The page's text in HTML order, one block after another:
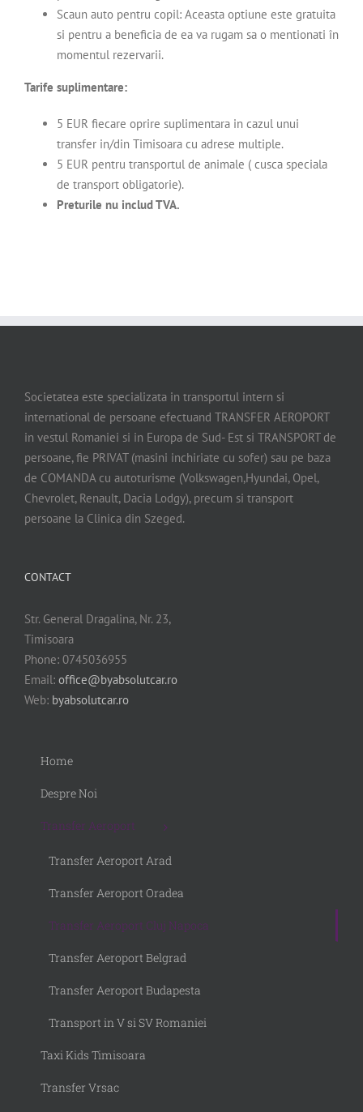
Scaun auto pentru copil: Aceasta optiune este gratuita
si pentru a beneficia de ea va rugam sa o mentionati în
momentul rezervarii.
Tarife suplimentare:
5 EUR fiecare oprire suplimentara in cazul unui
transfer in/din Timisoara cu adrese multiple.
5 EUR pentru transportul de animale ( cusca speciala
de transport obligatorie).
Preturile nu includ TVA.
Societatea este specializata in transportul intern si
international de persoane efectuand TRANSFER AEROPORT
in vestul Romaniei si in Europa de Sud- Est si TRANSPORT de
persoane, fie PRIVAT (masini inchiriate cu sofer) sau pe baza
de COMANDA cu autoturisme (Volkswagen,Hyundai, Opel,
Chevrolet, Renault, Dacia Lodgy), precum si transport
persoane la Clinica din Szeged.
CONTACT
Str. General Dragalina, Nr. 23,
Timisoara
Phone: 0745036955
Email: office@byabsolutcar.ro
Web: byabsolutcar.ro
Home
Despre Noi
Transfer Aeroport
Transfer Aeroport Arad
Transfer Aeroport Oradea
Transfer Aeroport Cluj Napoca
Transfer Aeroport Belgrad
Transfer Aeroport Budapesta
Transport in V si SV Romaniei
Taxi Kids Timisoara
Transfer Vrsac